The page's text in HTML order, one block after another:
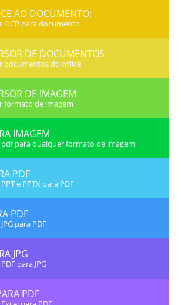
AO DOCUMENTO:
OCR para documento
DE DOCUMENTOS
documentos do office
DE IMAGEM
formato de imagem
IMAGEM
para qualquer formato de imagem
PDF
e PPTX para PDF
PDF
para PDF
JPG
para JPG
PDF